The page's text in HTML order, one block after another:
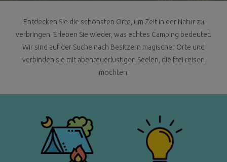
Entdecken Sie die schönsten Orte, um Zeit in der Natur zu
verbringen. Erleben Sie wieder, was echtes Camping bedeutet.
Wir sind auf der Suche nach Besitzern magischer Orte und
verbinden sie mit abenteuerlustigen Seelen, die frei reisen
möchten.